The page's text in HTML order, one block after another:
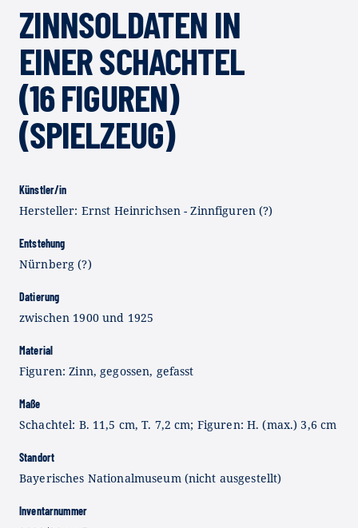
ZINNSOLDATEN IN
EINER SCHACHTEL
(16 FIGUREN)
(SPIELZEUG)
Künstler/in
Hersteller: Ernst Heinrichsen - Zinnfiguren (?)
Entstehung
Nürnberg (?)
Datierung
zwischen 1900 und 1925
Material
Figuren: Zinn, gegossen, gefasst
Maße
Schachtel: B. 11,5 cm, T. 7,2 cm; Figuren: H. (max.) 3,6 cm
Standort
Bayerisches Nationalmuseum (nicht ausgestellt)
Inventarnummer